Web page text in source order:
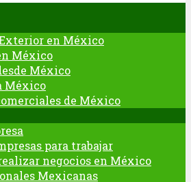
en México
México
México
México
de México
para trabajar
negocios en México
Mexicanas